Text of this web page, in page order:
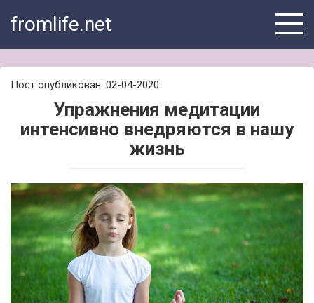
fromlife.net
Пост опубликован: 02-04-2020
Упражнения медитации
интенсивно внедряются в нашу
жизнь